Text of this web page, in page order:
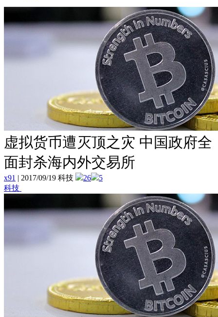
虚拟货币遭灭顶之灾 中国政府全
面封杀海内外交易所
x91 | 2017/09/19 科技 26
5
科技